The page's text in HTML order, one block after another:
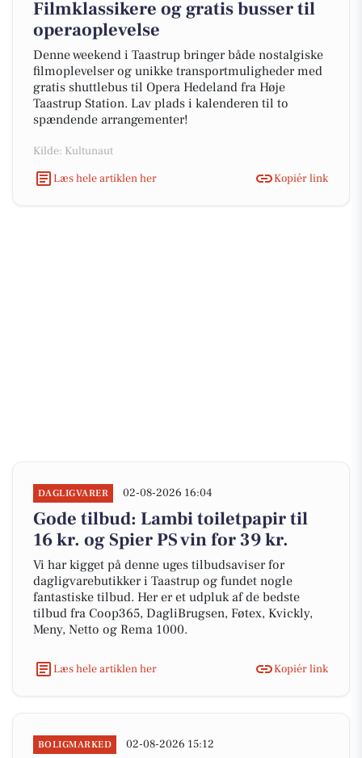
Filmklassikere og gratis busser til
operaoplevelse
Denne weekend i Taastrup bringer både nostalgiske
filmoplevelser og unikke transportmuligheder med
gratis shuttlebus til Opera Hedeland fra Høje
Taastrup Station. Lav plads i kalenderen til to
spændende arrangementer!
Kilde: Kultunaut
Læs hele artiklen her
Kopiér link
DAGLIGVARER 02-08-2026 16:04
Gode tilbud: Lambi toiletpapir til
16 kr. og Spier PS vin for 39 kr.
Vi har kigget på denne uges tilbudsaviser for
dagligvarebutikker i Taastrup og fundet nogle
fantastiske tilbud. Her er et udpluk af de bedste
tilbud fra Coop365, DagliBrugsen, Føtex, Kvickly,
Meny, Netto og Rema 1000.
Læs hele artiklen her Kopiér link
BOLIGMARKED 02-08-2026 15:12